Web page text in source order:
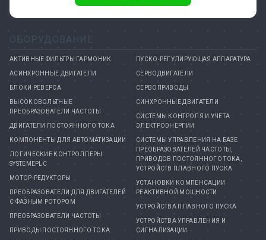
ОБОРУДОВАНИЕ
АКТИВНЫЕ ФИЛЬТРЫ ГАРМОНИК
АСИНХРОННЫЕ ДВИГАТЕЛИ
БЛОКИ РЕВЕРСА
ВЫСОКОВОЛЬТНЫЕ
ПРЕОБРАЗОВАТЕЛИ ЧАСТОТЫ
ДВИГАТЕЛИ ПОСТОЯННОГО ТОКА
КОМПОНЕНТЫ ДЛЯ АВТОМАТИЗАЦИИ
ЛОГИЧЕСКИЕ КОНТРОЛЛЕРЫ
SYSTEMEPLC
МОТОР-РЕДУКТОРЫ
ПРЕОБРАЗОВАТЕЛИ ДЛЯ ДВИГАТЕЛЕЙ
С ФАЗНЫМ РОТОРОМ
ПРЕОБРАЗОВАТЕЛИ ЧАСТОТЫ
ПРИВОДЫ ПОСТОЯННОГО ТОКА
ПУСКО-РЕГУЛИРУЮЩАЯ АППАРАТУРА
СЕРВОДВИГАТЕЛИ
СЕРВОПРИВОДЫ
СИНХРОННЫЕ ДВИГАТЕЛИ
СИСТЕМЫ КОНТРОЛЯ И УЧЕТА
ЭЛЕКТРОЭНЕРГИИ
СИСТЕМЫ УПРАВЛЕНИЯ НА БАЗЕ
ПРЕОБРАЗОВАТЕЛЕЙ ЧАСТОТЫ,
ПРИВОДОВ ПОСТОЯННОГО ТОКА,
УСТРОЙСТВ ПЛАВНОГО ПУСКА
УСТАНОВКИ КОМПЕНСАЦИИ
РЕАКТИВНОЙ МОЩНОСТИ
УСТРОЙСТВА ПЛАВНОГО ПУСКА
УСТРОЙСТВА УПРАВЛЕНИЯ И
СИГНАЛИЗАЦИИ